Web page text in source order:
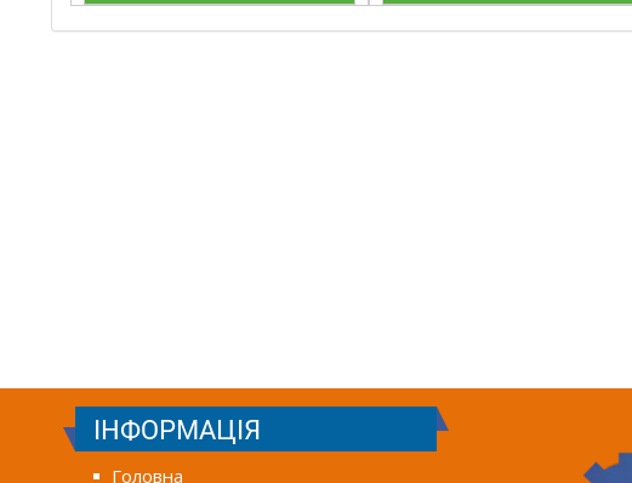
ІНФОРМАЦІЯ
Головна